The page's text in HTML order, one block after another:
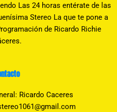
Las 24 horas entérate de las
Stereo La que te pone a
de Ricardo Richie
Ricardo Caceres